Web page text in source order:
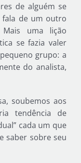
de alguém se
de um outro
uma lição
se fazia valer
grupo: a
do analista,
soubemos aos
tendência de
cada um que
saber sobre seu